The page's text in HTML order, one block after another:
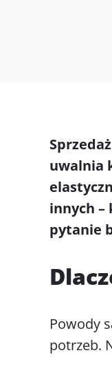
uwalnia
innych –
pytanie
Powody
potrzeb.